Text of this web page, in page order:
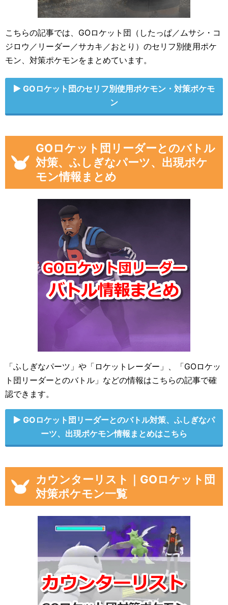
こちらの記事では、GOロケット団（したっぱ／ムサシ・コ
ジロウ／リーダー／サカキ／おとり）のセリフ別使用ポケ
モン、対策ポケモンをまとめています。
GOロケット団のセリフ別使用ポケモン・対策ポケモ
ン
GOロケット団リーダーとのバトル
対策、ふしぎなパーツ、出現ポケ
モン情報まとめ
「ふしぎなパーツ」や「ロケットレーダー」、「GOロケッ
ト団リーダーとのバトル」などの情報はこちらの記事で確
認できます。
GOロケット団リーダーとのバトル対策、ふしぎなパ
ーツ、出現ポケモン情報まとめはこちら
カウンターリスト｜GOロケット団
対策ポケモン一覧